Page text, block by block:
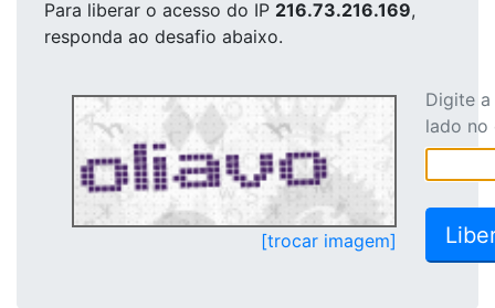
Para liberar o acesso do IP 216.73.216.169,
responda ao desafio abaixo.
[trocar imagem]
Digite
lado no